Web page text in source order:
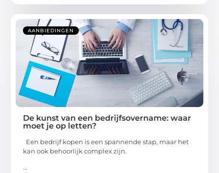
AANBIEDINGEN
De kunst van een bedrijfsovername: waar
moet je op letten?
Een bedrijf kopen is een spannende stap, maar het
kan ook behoorlijk complex zijn.
...